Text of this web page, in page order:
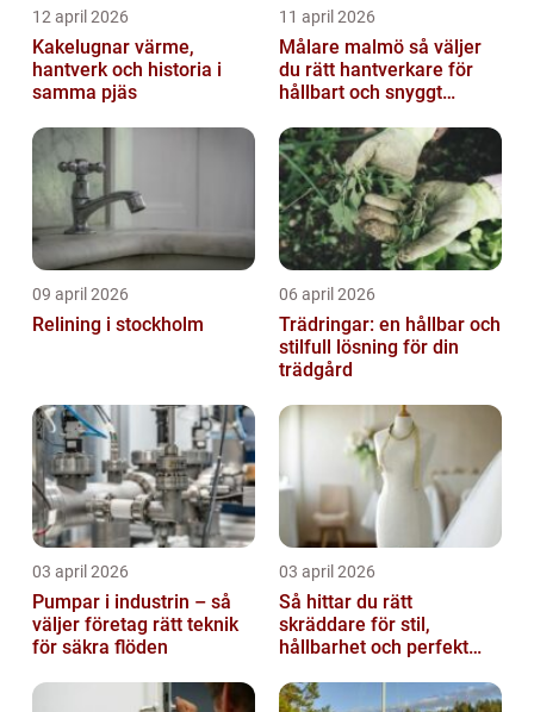
12 april 2026
Kakelugnar värme,
hantverk och historia i
samma pjäs
11 april 2026
Målare malmö så väljer
du rätt hantverkare för
hållbart och snyggt
09 april 2026
Relining i stockholm
06 april 2026
Trädringar: en hållbar och
stilfull lösning för din
trädgård
03 april 2026
Pumpar i industrin – så
väljer företag rätt teknik
för säkra flöden
03 april 2026
Så hittar du rätt
skräddare för stil,
hållbarhet och perfekt